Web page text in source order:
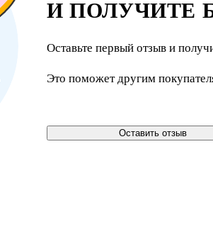
И ПОЛУЧИТЕ
Оставьте первый отзыв и
Это поможет другим
Оставить отзыв